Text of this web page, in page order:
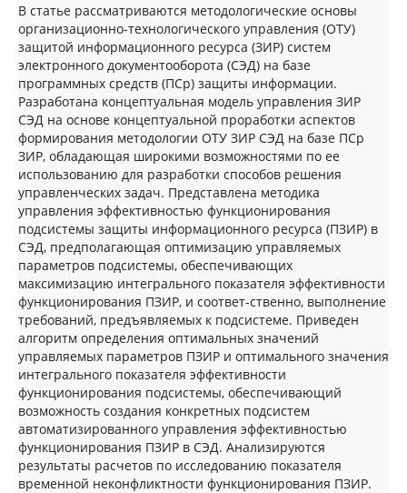
В статье рассматриваются методологические основы
организационно-технологического управления (ОТУ)
защитой информационного ресурса (ЗИР) систем
электронного документооборота (СЭД) на базе
программных средств (ПСр) защиты информации.
Разработана концептуальная модель управления ЗИР
СЭД на основе концептуальной проработки аспектов
формирования методологии ОТУ ЗИР СЭД на базе ПСр
ЗИР, обладающая широкими возможностями по ее
использованию для разработки способов решения
управленческих задач. Представлена методика
управления эффективностью функционирования
подсистемы защиты информационного ресурса (ПЗИР) в
СЭД, предполагающая оптимизацию управляемых
параметров подсистемы, обеспечивающих
максимизацию интегрального показателя эффективности
функционирования ПЗИР, и соответ-ственно, выполнение
требований, предъявляемых к подсистеме. Приведен
алгоритм определения оптимальных значений
управляемых параметров ПЗИР и оптимального значения
интегрального показателя эффективности
функционирования подсистемы, обеспечивающий
возможность создания конкретных подсистем
автоматизированного управления эффективностью
функционирования ПЗИР в СЭД. Анализируются
результаты расчетов по исследованию показателя
временной неконфликтности функционирования ПЗИР.